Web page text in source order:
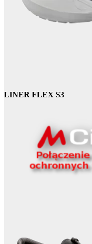
LINER FLEX S3